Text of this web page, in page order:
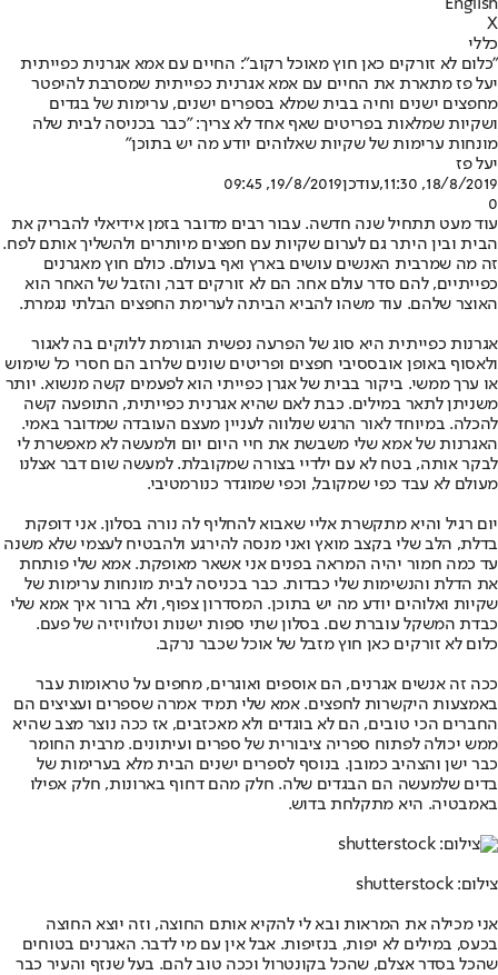
English
X
כללי
"כלום לא זורקים כאן חוץ מאוכל רקוב": החיים עם אמא אגרנית כפייתית
יעל פז מתארת את החיים עם אמא אגרנית כפייתית שמסרבת להיפטר
מחפצים ישנים וחיה בבית שמלא בספרים ישנים, ערימות של בגדים
ושקיות שמלאות בפריטים שאף אחד לא צריך: "כבר בכניסה לבית שלה
מונחות ערימות של שקיות שאלוהים יודע מה יש בתוכן"
יעל פז
18/8/2019, 11:30
,עודכן19/8/2019, 09:45
0
עוד מעט תתחיל שנה חדשה. עבור רבים מדובר בזמן אידיאלי להבריק את
הבית ובין היתר גם לערום שקיות עם חפצים מיותרים ולהשליך אותם לפח.
זה מה שמרבית האנשים עושים בארץ ואף בעולם. כולם חוץ מאגרנים
כפייתיים, להם סדר עולם אחר. הם לא זורקים דבר, והזבל של האחר הוא
האוצר שלהם. עוד משהו להביא הביתה לערימת החפצים הבלתי נגמרת.
אגרנות כפייתית היא סוג של הפרעה נפשית הגורמת ללוקים בה לאגור
ולאסוף באופן אובססיבי חפצים ופריטים שונים שלרוב הם חסרי כל שימוש
או ערך ממשי. ביקור בבית של אגרן כפייתי הוא לפעמים קשה מנשוא. יותר
משניתן לתאר במילים. כבת לאם שהיא אגרנית כפייתית, התופעה קשה
להכלה. במיוחד לאור הרגש שנלווה לעניין מעצם העובדה שמדובר באמי.
האגרנות של אמא שלי משבשת את חיי היום יום ולמעשה לא מאפשרת לי
לבקר אותה, בטח לא עם ילדיי בצורה שמקובלת. למעשה שום דבר אצלנו
מעולם לא עבד כפי שמקובל, וכפי שמוגדר כנורמטיבי.
יום רגיל והיא מתקשרת אליי שאבוא להחליף לה נורה בסלון. אני דופקת
בדלת, הלב שלי בקצב מואץ ואני מנסה להירגע ולהבטיח לעצמי שלא משנה
עד כמה חמור יהיה המראה בפנים אני אשאר מאופקת. אמא שלי פותחת
את הדלת והנשימות שלי כבדות. כבר בכניסה לבית מונחות ערימות של
שקיות ואלוהים יודע מה יש בתוכן. המסדרון צפוף, ולא ברור איך אמא שלי
כבדת המשקל עוברת שם. בסלון שתי ספות ישנות וטלוויזיה של פעם.
כלום לא זורקים כאן חוץ מזבל של אוכל שכבר נרקב.
ככה זה אנשים אגרנים, הם אוספים ואוגרים, מחפים על טראומות עבר
באמצעות היקשרות לחפצים. אמא שלי תמיד אמרה שספרים ועציצים הם
החברים הכי טובים, הם לא בוגדים ולא מאכזבים, אז ככה נוצר מצב שהיא
ממש יכולה לפתוח ספריה ציבורית של ספרים ועיתונים. מרבית החומר
כבר ישן והצהיב כמובן. בנוסף לספרים ישנים הבית מלא בערימות של
בדים שלמעשה הם הבגדים שלה. חלק מהם דחוף בארונות, חלק אפילו
באמבטיה. היא מתקלחת בדוש.
צילום: shutterstock
אני מכילה את המראות ובא לי להקיא אותם החוצה, וזה יוצא החוצה
בכעס, במילים לא יפות, בנזיפות. אבל אין עם מי לדבר. האגרנים בטוחים
שהכל בסדר אצלם, שהכל בקונטרול וככה טוב להם. בעל שנזף והעיר כבר